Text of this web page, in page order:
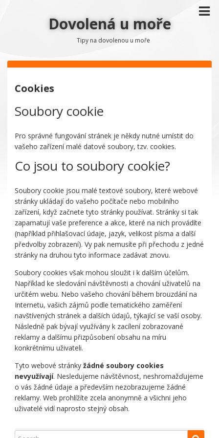
Dovolená u moře
Tipy na dovolenou u moře
Cookies
Soubory cookie
Pro správné fungování stránek je někdy nutné umístit do
vašeho zařízení malé datové soubory, tzv. cookies.
Co jsou to soubory cookie?
Soubory cookie jsou malé textové soubory, které webové
stránky ukládají do vašeho počítače nebo mobilního
zařízení, když začnete tyto stránky používat. Stránky si tak
zapamatují vaše preference a akce, které na nich provádíte
(například přihlašovací údaje, jazyk, velikost písma a další
předvolby zobrazení). Vy pak nemusíte při přechodu z jedné
stránky na druhou tyto informace zadávat znovu.
Soubory cookies však mohou sloužit i k dalším účelům.
Například ke sledování návštěvnosti a chování uživatelů na
určitém webu. Nebo vašeho chování během brouzdání na
Internetu, vašich zájmů podle tematického zaměření
navštívených stránek a dalších údajů, týkající se vaší osoby.
Následně pak bývají využívány k zacílení zobrazované
reklamy a dalšímu přizpůsobení obsahu na míru
konkrétnímu uživateli.
Tyto webové stránky žádné soubory cookies
nevyužívají. Nesledujeme návštěvnost, neshromažďujeme
o vás žádné údaje a především nezobrazujeme žádné
reklamy. Web prohlížíte zcela anonymně a všichni jeho
uživatelé vidí naprosto stejný obsah.